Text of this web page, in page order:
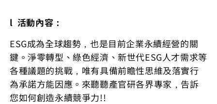
l 活動內容：
ESG成為全球趨勢，也是目前企業永續經營的關
鍵。淨零轉型、綠色經濟、新世代ESG人才需求等
各種議題的挑戰，唯有具備前瞻性思維及落實行
為承諾方能因應。來聽聽產官研各界專家，告訴
您如何創造永續競爭力!!